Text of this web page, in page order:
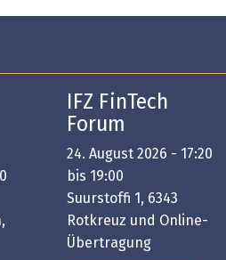
IFZ FinTech
Forum
24. August 2026 - 17:20
bis 19:00
Suurstoffi 1, 6343
Rotkreuz und Online-
Übertragung